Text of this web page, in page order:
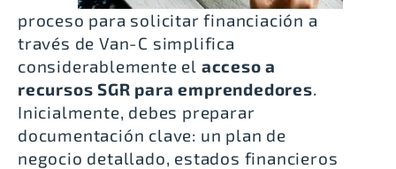
proceso para solicitar financiación a
través de Van-C simplifica
considerablemente el acceso a
recursos SGR para emprendedores.
Inicialmente, debes preparar
documentación clave: un plan de
negocio detallado, estados financieros